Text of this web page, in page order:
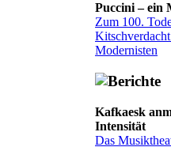
Puccini – ein
Zum 100.
Kitschverdacht
Modernisten
Kafkaesk
Intensität
Das